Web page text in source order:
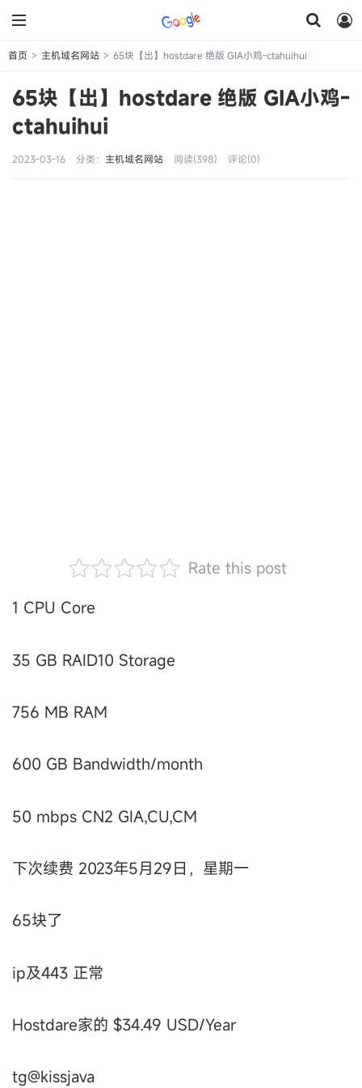
首页 > 主机域名网站 > 65块【出】hostdare 绝版 GIA小鸡-ctahuihui
65块【出】hostdare 绝版 GIA小鸡-
ctahuihui
2023-03-16 分类： 主机域名网站 阅读(398) 评论(0)
Rate this post
1 CPU Core
35 GB RAID10 Storage
756 MB RAM
600 GB Bandwidth/month
50 mbps CN2 GIA,CU,CM
下次续费 2023年5月29日，星期一
65块了
ip及443 正常
Hostdare家的 $34.49 USD/Year
tg@kissjava